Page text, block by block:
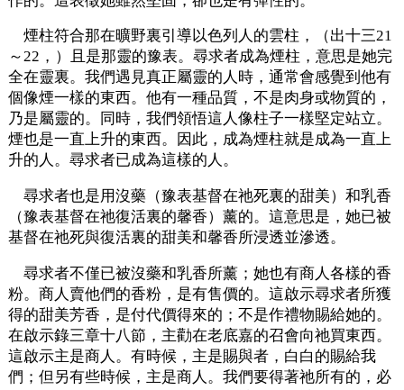
煙柱符合那在曠野裏引導以色列人的雲柱，（出十三21
～22，）且是那靈的豫表。尋求者成為煙柱，意思是她完
全在靈裏。我們遇見真正屬靈的人時，通常會感覺到他有
個像煙一樣的東西。他有一種品質，不是肉身或物質的，
乃是屬靈的。同時，我們領悟這人像柱子一樣堅定站立。
煙也是一直上升的東西。因此，成為煙柱就是成為一直上
升的人。尋求者已成為這樣的人。
尋求者也是用沒藥（豫表基督在祂死裏的甜美）和乳香
（豫表基督在祂復活裏的馨香）薰的。這意思是，她已被
基督在祂死與復活裏的甜美和馨香所浸透並滲透。
尋求者不僅已被沒藥和乳香所薰；她也有商人各樣的香
粉。商人賣他們的香粉，是有售價的。這啟示尋求者所獲
得的甜美芳香，是付代價得來的；不是作禮物賜給她的。
在啟示錄三章十八節，主勸在老底嘉的召會向祂買東西。
這啟示主是商人。有時候，主是賜與者，白白的賜給我
們；但另有些時候，主是商人。我們要得著祂所有的，必